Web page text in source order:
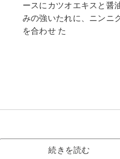
ースにカツオエキスと醤
みの強いたれに、ニンニ
を合わせ た
続きを読む